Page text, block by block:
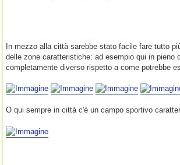
In mezzo alla città sarebbe stato facile fare tutto
delle zone caratteristiche: ad esempio qui in
completamente diverso rispetto a come potrebbe
O qui sempre in città c'è un campo sportivo